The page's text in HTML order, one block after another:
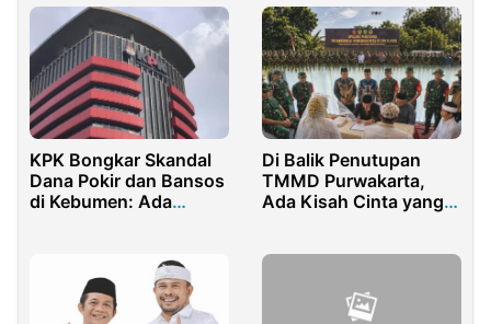
Lamban?
Puskesmas di
Kabupaten Tolitoli
KPK Bongkar Skandal
Dana Pokir dan Bansos
di Kebumen: Ada
Di Balik Penutupan
TMMD Purwakarta,
Ada Kisah Cinta yang